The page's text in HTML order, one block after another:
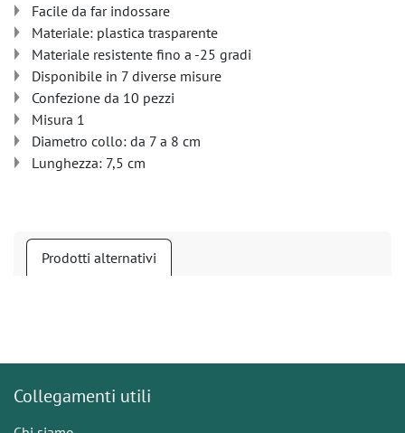
Facile da far indossare
Materiale: plastica trasparente
Materiale resistente fino a -25 gradi
Disponibile in 7 diverse misure
Confezione da 10 pezzi
Misura 1
Diametro collo: da 7 a 8 cm
Lunghezza: 7,5 cm
Prodotti alternativi
Collegamenti utili